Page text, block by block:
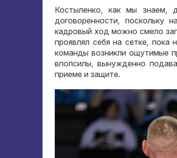
Костыленко, как мы знаем,
договоренности,
кадровый ход можно смело
проявлял себя на сетке, пока
команды возникли ощутимые
вполсилы, вынужденно
приеме и защите.